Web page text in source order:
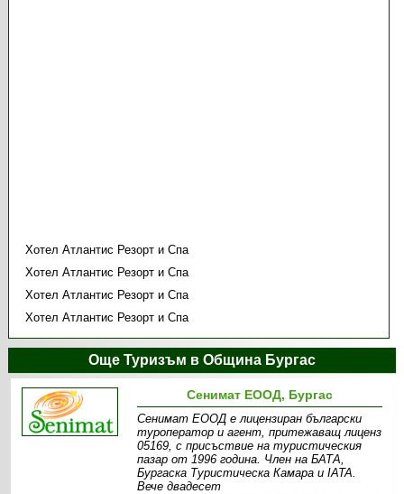
Хотел Атлантис Резорт и Спа
Хотел Атлантис Резорт и Спа
Хотел Атлантис Резорт и Спа
Хотел Атлантис Резорт и Спа
Още Туризъм в Община Бургас
Сенимат ЕООД, Бургас
Сенимат ЕООД е лицензиран български
туроператор и агент, притежаващ лиценз
05169, с присъствие на туристическия
пазар от 1996 година. Член на БАТА,
Бургаска Туристическа Камара и IATA.
Вече двадесет